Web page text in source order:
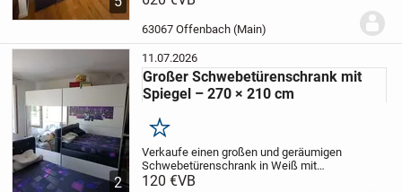
liegt noch vor und der Originalpreis
63067 Offenbach (Main)
2
11.07.2026
Großer Schwebetürenschrank mit
Spiegel – 270 × 210 cm
Merken
Verkaufe einen großen und geräumigen
Schwebetürenschrank in Weiß mit
großen Spiegelfronten.
120 €VB